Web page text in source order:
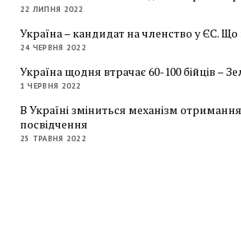
22 ЛИПНЯ 2022
Україна – кандидат на членство у ЄС. Що
24 ЧЕРВНЯ 2022
Україна щодня втрачає 60-100 бійців –
1 ЧЕРВНЯ 2022
В Україні зміниться механізм
посвідчення
25 ТРАВНЯ 2022